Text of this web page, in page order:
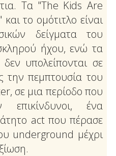
Τα "The Kids Are
το ομότιτλο είναι
δείγματα του
ήχου, ενώ τα
υπολείπονται σε
την πεμπτουσία του
σε μια περίοδο που
επικίνδυνοι, ένα
act που πέρασε
underground μέχρι